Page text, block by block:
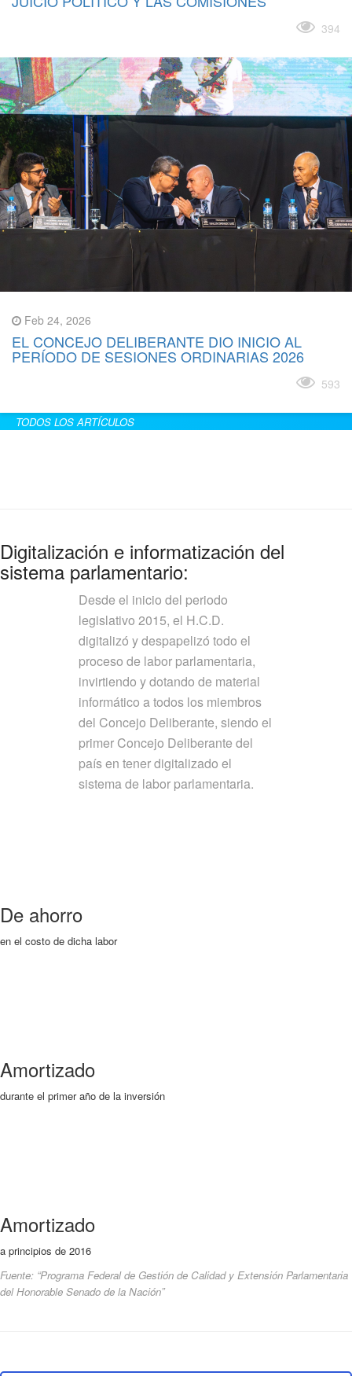
394
Feb 24, 2026
EL CONCEJO DELIBERANTE DIO INICIO AL
PERÍODO DE SESIONES ORDINARIAS 2026
593
TODOS LOS ARTÍCULOS
Digitalización e informatización del
sistema parlamentario:
Desde el inicio del periodo
legislativo 2015, el H.C.D.
digitalizó y despapelizó todo el
proceso de labor parlamentaria,
invirtiendo y dotando de material
informático a todos los miembros
del Concejo Deliberante, siendo el
primer Concejo Deliberante del
país en tener digitalizado el
sistema de labor parlamentaria.
De ahorro
en el costo de dicha labor
Amortizado
durante el primer año de la inversión
Amortizado
a principios de 2016
Fuente: “Programa Federal de Gestión de Calidad y Extensión Parlamentaria
del Honorable Senado de la Nación”